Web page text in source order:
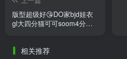
版型超级好😘DO家bjd娃衣
gl大四分猫可可soom4分维
4分 ......
相关推荐